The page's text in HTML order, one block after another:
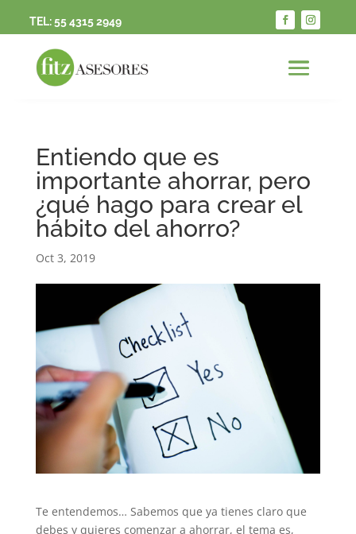
TEL:55 4315 2949
Entiendo que es
importante ahorrar, pero
¿qué hago para crear el
hábito del ahorro?
Oct 3, 2019
Te entendemos… Sabemos que ya tienes claro que
debes y quieres comenzar a ahorrar, el tema es,